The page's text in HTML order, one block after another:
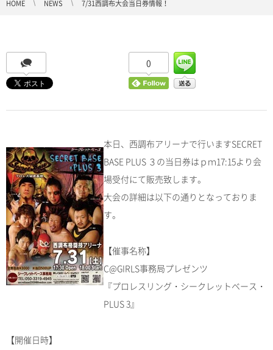
HOME NEWS 7/31西調布大会当日券情報！
0
本日、西調布アリーナで行いますSECRET
BASE PLUS ３の当日券はｐｍ17:15より会
場受付にて販売致します。
大会の詳細は以下の通りとなっておりま
す。
【催事名称】
C@GIRLS事務局プレゼンツ
『プロレスリング・シークレットベース・
PLUS 3』
【開催日時】